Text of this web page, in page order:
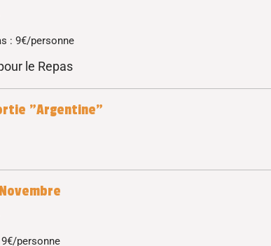
: 9€/personne
le Repas
"Argentine"
9€/personne